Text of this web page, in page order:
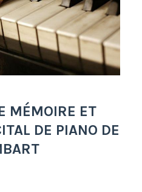
MÉMOIRE ET
DE PIANO DE